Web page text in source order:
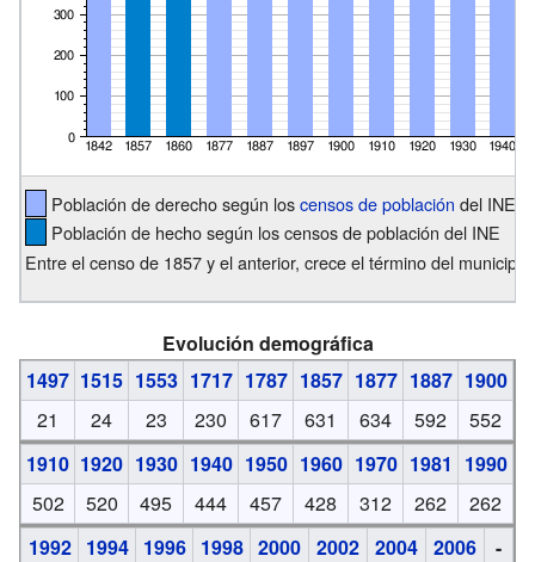
Población de derecho según loscensos de población del INE
Población de hecho según los censos de población del INE
Entre el censo de 1857 y el anterior, crece el término del
Evolución demográfica
1497 1515 1553 1717 1787 1857 1877 1887 1900
21
24 23 230 617 631 634 592
552
1910 1920 1930 1940 1950 1960 1970 1981
1990
502
520 495 444 457 428 312 262
262
1992 1994 1996 1998 2000 2002 2004 2006
-